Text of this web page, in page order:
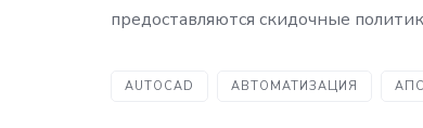
предоставляются скидочные
AUTOCAD АВТОМАТИЗАЦИЯ АПС